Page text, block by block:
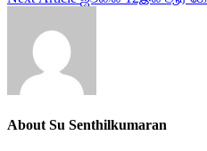
navigation
About Su Senthilkumaran